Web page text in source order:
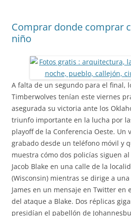
Comprar donde comprar
niño
A falta de un segundo para el final,
Timberwolves tenían este viernes
asegurada su victoria ante los
triunfo importante en la lucha por
playoff de la Conferencia Oeste. Un
grabado desde un teléfono móvil y
muestra cómo dos policías siguen
Jacob Blake en una calle de la
(Wisconsin) mientras se dirige a
James en un mensaje en Twitter
del ataque a Blake. Dos réplicas
presidían el pabellón de